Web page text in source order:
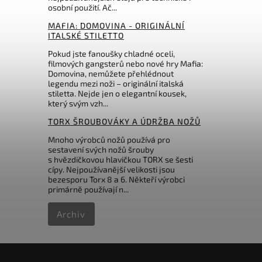
osobní použití. Ač...
MAFIA: DOMOVINA - ORIGINÁLNÍ
ITALSKÉ STILETTO
Pokud jste fanoušky chladné oceli,
filmových gangsterů nebo nové hry Mafia:
Domovina, nemůžete přehlédnout
legendu mezi noži – originální italská
stiletta. Nejde jen o elegantní kousek,
který svým vzh...
TORX ŠROUBOVÁKY A ÚDRŽBA NOŽŮ
Mnoho výrobců nožů používá pro
sestavení svých nožů šrouby
s hvězdičkovou hlavičkou TORX se šesti
cípy. Nejpoužívanější velikosti jsou
bezesporu Torx 8 a 6. Někteří výrobci
primárně používají n...
Archiv